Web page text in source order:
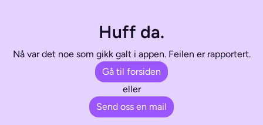
Huff da.
Nå var det noe som gikk galt i appen. Feilen er rapportert.
Gå til forsiden
eller
Send oss en mail